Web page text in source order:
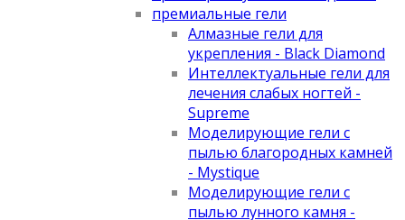
премиальные гели
Алмазные гели для
укрепления - Black Diamond
Интеллектуальные гели для
лечения слабых ногтей -
Supreme
Моделирующие гели с
пылью благородных камней
- Mystique
Моделирующие гели с
пылью лунного камня -